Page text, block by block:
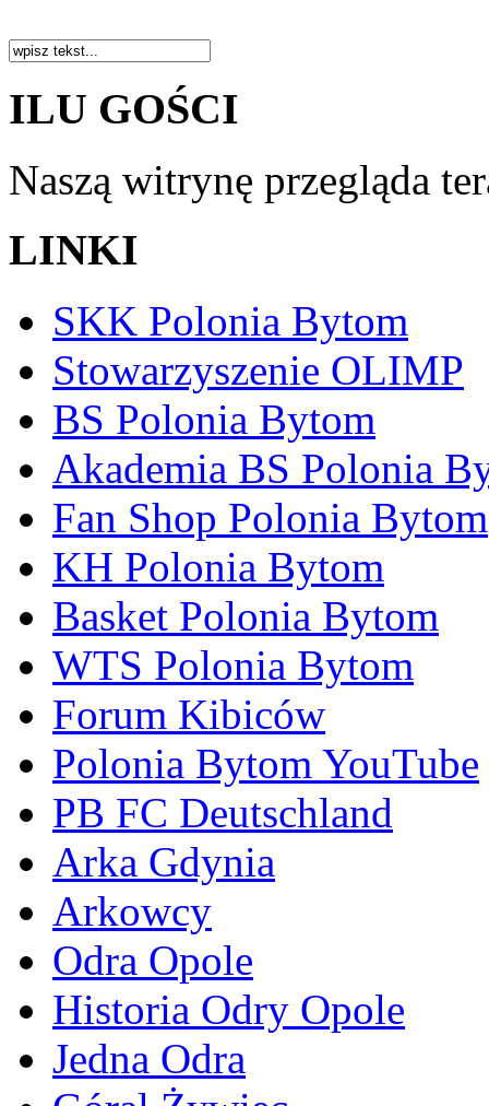
ILU GOŚCI
Naszą witrynę przegląda
LINKI
SKK Polonia Bytom
Stowarzyszenie OLIMP
BS Polonia Bytom
Akademia BS Polonia
Fan Shop Polonia Bytom
KH Polonia Bytom
Basket Polonia Bytom
WTS Polonia Bytom
Forum Kibiców
Polonia Bytom YouTube
PB FC Deutschland
Arka Gdynia
Arkowcy
Odra Opole
Historia Odry Opole
Jedna Odra